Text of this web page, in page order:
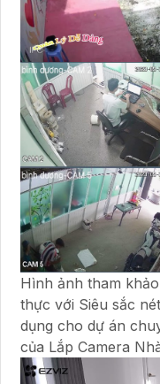
Hình ảnh tham
thực với Siêu sắc
dụng cho dự án
của Lắp Camera